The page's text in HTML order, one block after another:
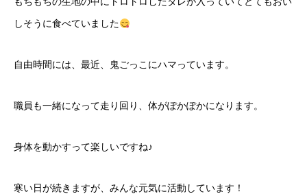
しそうに食べていました
自由時間には、最近、鬼ごっこにハマっています。
職員も一緒になって走り回り、体がぽかぽかになります。
身体を動かすって楽しいですね♪
寒い日が続きますが、みんな元気に活動しています！